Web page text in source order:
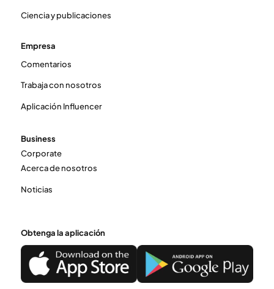
Ciencia y publicaciones
Empresa
Comentarios
Trabaja con nosotros
Aplicación Influencer
Business
Corporate
Acerca de nosotros
Noticias
Obtenga la aplicación